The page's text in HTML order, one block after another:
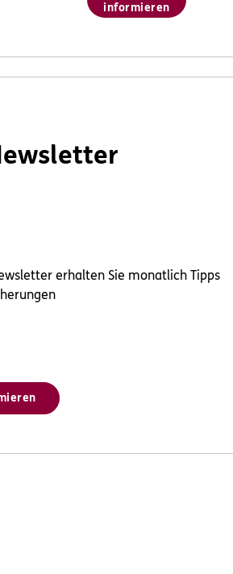
informieren
erhalten Sie monatlich Tipps